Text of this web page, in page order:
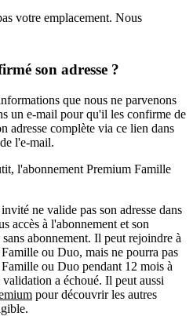
votre emplacement. Nous
son adresse ?
que nous ne parvenons
un e-mail pour qu'il les confirme de
adresse complète via ce lien dans
l'e-mail.
l'abonnement Premium Famille
ne valide pas son adresse dans
accès à l'abonnement et son
abonnement. Il peut rejoindre à
ou Duo, mais ne pourra pas
ou Duo pendant 12 mois à
a échoué. Il peut aussi
pour découvrir les autres